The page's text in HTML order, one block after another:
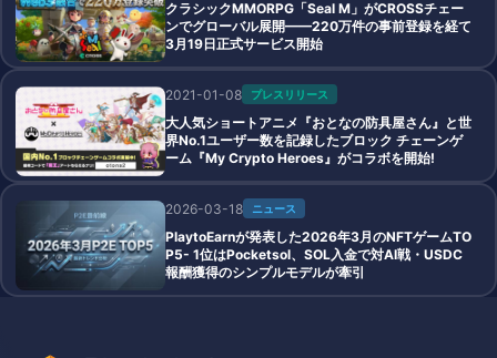
クラシックMMORPG「Seal M」がCROSSチェー
ンでグローバル展開——220万件の事前登録を経て
3月19日正式サービス開始
2021-01-08 プレスリリース
大人気ショートアニメ『おとなの防具屋さん』と世
界No.1ユーザー数を記録したブロック チェーンゲ
ーム『My Crypto Heroes』がコラボを開始!
2026-03-18 ニュース
PlaytoEarnが発表した2026年3月のNFTゲームTO
P5- 1位はPocketsol、SOL入金で対AI戦・USDC
報酬獲得のシンプルモデルが牽引